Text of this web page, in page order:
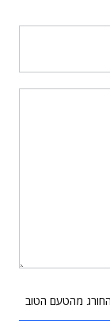
החורג מהטעם הטוב